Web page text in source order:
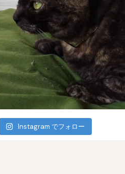
Instagram でフォロー